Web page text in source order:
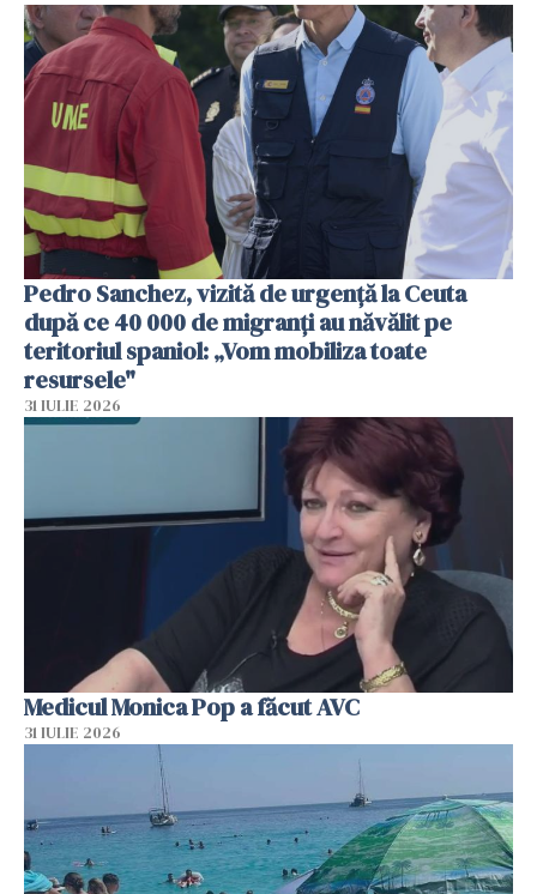
Pedro Sanchez, vizită de urgență la Ceuta
după ce 40 000 de migranți au năvălit pe
teritoriul spaniol: „Vom mobiliza toate
resursele"
31 IULIE 2026
Medicul Monica Pop a făcut AVC
31 IULIE 2026